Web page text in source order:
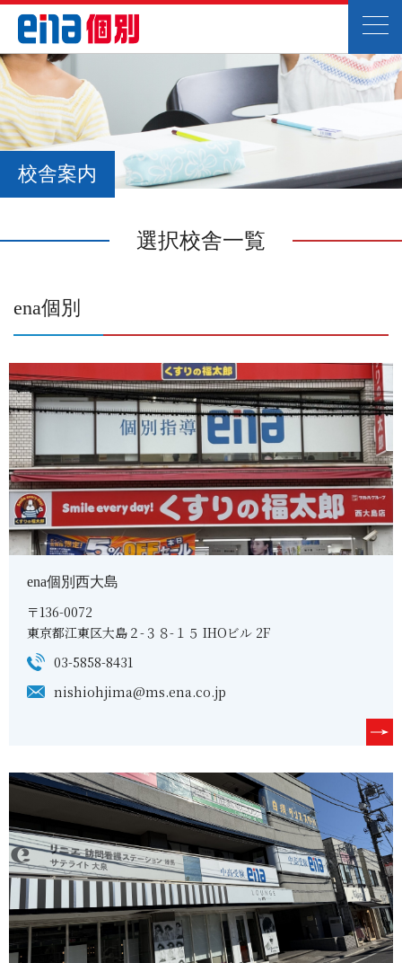
校舎案内
選択校舎一覧
ena個別
ena個別西大島
〒136-0072
東京都江東区大島２-３８-１５ IHOビル 2F
03-5858-8431
nishiohjima@ms.ena.co.jp